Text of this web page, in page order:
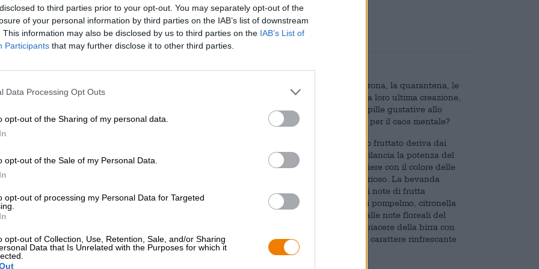
to third parties prior to your opt-out. You may separately opt-out of the
of your personal information by third parties on the IAB’s list of downstream
This information may also be disclosed by us to third parties on the IAB’s List of
Participants that may further disclose it to other third parties.
Data Processing Opt Outs
opt-out of the Sharing of my personal data.
opt-out of the Sale of my Personal Data.
opt-out of processing my Personal Data for Targeted
opt-out of Collection, Use, Retention, Sale, and/or Sharing
Data that Is Unrelated with the Purposes for which it
* I prezzi sono comprensivi di accisa
Descrizione Informazioni Recensioni (0)
I birrai di Yankee & Kraut hanno una ricetta davvero buona per dimenticare il Corona, la quarantena, le
preoccupazioni economiche e lo stress della vita quotidiana, almeno per un po': la loro ultima creazione,
Brain Candy, regala al cervello una breve, meravigliosa pausa e coccola le tue papille gustative allo
stesso tempo gli aromi fruttati della frutta tropicale. Esiste una medicina migliore per il caos mentale?
Brain Candy è una succosa IPA Double Dry Hopped del New England il cui gusto fruttato deriva dai
luppoli Loral Cryo, Citra Cryo e Idaho 7 Cryo. Un trio aromatico di malti pregiati bilancia la potenza del
luppolo e contribuisce a creare una base morbida. Il DDH NEIPA scorre nel bicchiere con il colore delle
spighe di grano maturate al sole e termina con un cappello di schiuma denso e arioso. La bevanda
iniziale solletica la lingua con una frizzante anidride carbonica e una selezione di note di frutta
tropicale: una gamma di succosi agrumi forniscono una raffinata acidità e note di pompelmo, citronella
e limone. Il gusto del melone maturo incontra la pesca, il mango e l'ananas oltre alle note floreali del
luppolo. Un'amarezza chiara e pulita accompagna gli aromi fruttati e conclude il piacere della birra con
il botto. Il forte alcol del 7,4% è ben integrato nel quadro generale e non riduce il carattere rinfrescante
della birra.